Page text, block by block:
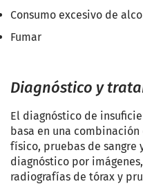
Consumo excesivo de
Fumar
Diagnóstico y
El diagnóstico de
basa en una
físico, pruebas de sangre
diagnóstico por
radiografías de tórax y